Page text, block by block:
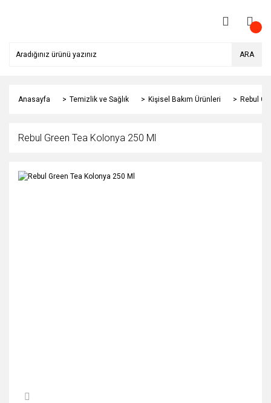
ARA
Anasayfa Temizlik ve Sağlık Kişisel Bakım Ürünleri Rebul
Rebul Green Tea Kolonya 250 Ml